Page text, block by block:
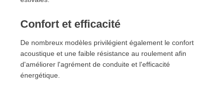
Confort et efficacité
De nombreux modèles privilégient également le confort
acoustique et une faible résistance au roulement afin
d'améliorer l'agrément de conduite et l'efficacité
énergétique.